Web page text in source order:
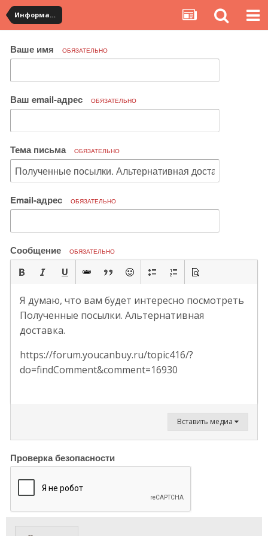
Информация по полученным посылкам
Ваше имя ОБЯЗАТЕЛЬНО
Ваш email-адрес ОБЯЗАТЕЛЬНО
Тема письма ОБЯЗАТЕЛЬНО
Email-адрес ОБЯЗАТЕЛЬНО
Сообщение ОБЯЗАТЕЛЬНО
Я думаю, что вам будет интересно посмотреть
Полученные посылки. Альтернативная
доставка.
https://forum.youcanbuy.ru/topic416/?
do=findComment&comment=16930
Вставить медиа
Проверка безопасности